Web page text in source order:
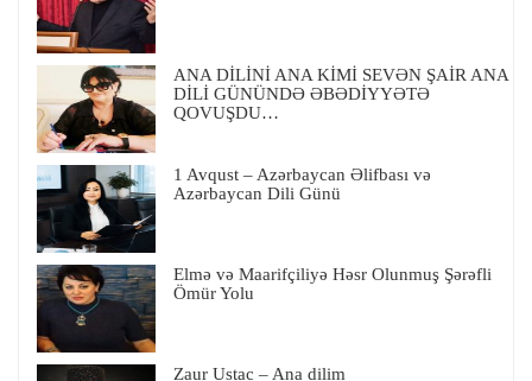
ANA DİLİNİ ANA KİMİ SEVƏN ŞAİR ANA
DİLİ GÜNÜNDƏ ƏBƏDİYYƏTƏ
QOVUŞDU…
1 Avqust – Azərbaycan Əlifbası və
Azərbaycan Dili Günü
Elmə və Maarifçiliyə Həsr Olunmuş Şərəfli
Ömür Yolu
Zaur Ustac – Ana dilim